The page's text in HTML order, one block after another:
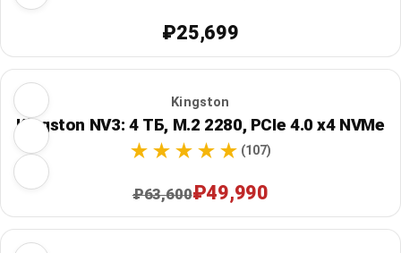
₽25,699
Kingston
Kingston NV3: 4 ТБ, M.2 2280, PCIe 4.0 x4 NVMe
(107)
₽63,600₽49,990